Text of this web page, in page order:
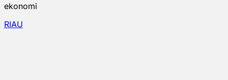
ekonomi
RIAU